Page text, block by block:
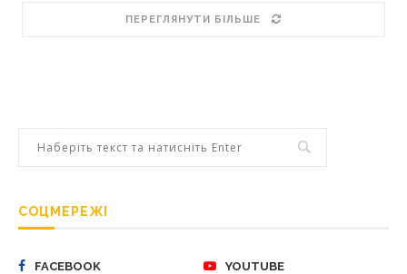
ПЕРЕГЛЯНУТИ БІЛЬШЕ
СОЦМЕРЕЖІ
FACEBOOK YOUTUBE